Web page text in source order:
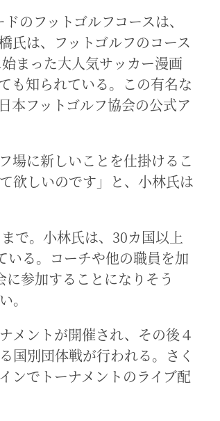
のフットゴルフコースは、
氏は、フットゴルフのコース
まった大人気サッカー漫画
も知られている。この有名な
本フットゴルフ協会の公式ア
場に新しいことを仕掛けるこ
欲しいのです」と、小林氏は
で。小林氏は、30カ国以上
いる。コーチや他の職員を加
参加することになりそう
。
メントが開催され、その後４
国別団体戦が行われる。さく
ンでトーナメントのライブ配